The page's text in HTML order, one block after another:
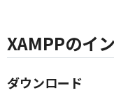
XAMPPのイ
ダウンロード